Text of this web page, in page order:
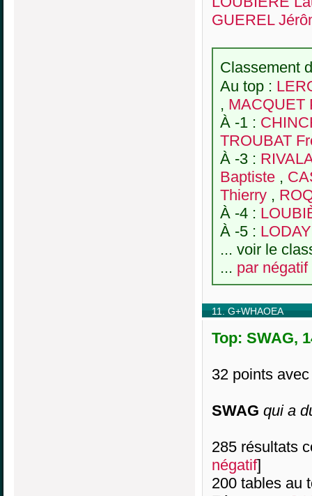
GUEREL
Classement
Au top :
, MACQUET
À -1 :
TROUBAT
À -3 :
Baptiste ,
Thierry ,
À -4 :
À -5 :
... voir le
... par négatif
11. G+WHAOEA
Top: SWAG,
32 points
SWAG qui a
285 résultats
négatif]
200 tables au